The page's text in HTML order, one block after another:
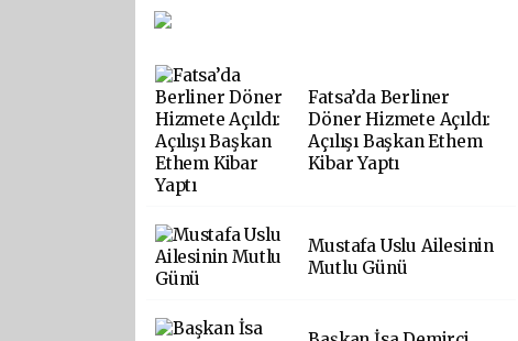
Fatsa’da Berliner
Döner Hizmete Açıldı:
Açılışı Başkan Ethem
Kibar Yaptı
Mustafa Uslu Ailesinin
Mutlu Günü